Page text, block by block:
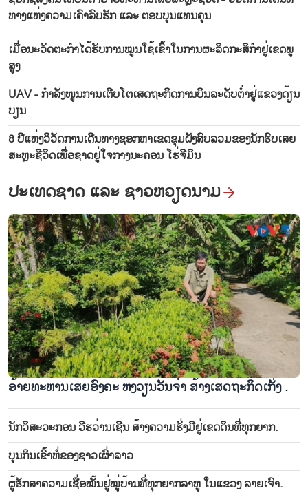
ທາງແຫ່ງຄວາມເຄົາລົບຮັກ ແລະ ຕອບບຸນແທນຄຸນ
ເມື່ອ​ນະ​ວັດ​ຕະ​ກຳ​ໄດ້​ຮັບ​ການ​ໝູນ​ໃຊ້​ເຂົ້າ​ໃນ​ການ​ຜະ​ລິດ​ກະ​ສິ​ກຳ​ຢູ່​ເຂດ​ພູ​
ສູງ
UAV - ກຳ​ລັງ​ໜູນ​ການເຕີບ​ໂຕ​ເສດ​ຖະ​ກິດການບິນ​ລະ​ດັບ​ຕ່ຳ​ຢູ່​ແຂວງດ້ຽນ​
ບຽນ
8 ປີແຫ່ງວິວັດການເດີນທາງຊອກຫາເຂດຂຸມຝັງສົບລວມຂອງນັກຮົບເສຍ
ສະຫຼະຊີວິດເພື່ອຊາດຢູ່ໃຈກາງນະຄອນ ໂຮ່ຈີມິນ
ປະເທດຊາດ ແລະ ຊາວຫວຽດນາມ
ອ້າຍ​ທະ​ຫານ​ເສຍ​ອົງ​ຄະ ຫງວຽນວັນ​ຈ່າ ສ້າງ​ເສດ​ຖະ​ກິດ​ເກັ່ງ .
ນັກ​ວິ​ສະ​ວະ​ກອນ ວີ​ຮ​ວ່ານ​ເຊີນ ສ້າງ​ຄວາມ​ຮັ່ງ​ມີ​ຢູ່​ເຂດ​ດິນ​ທີ່​ທຸກ​ຍາກ.
ບຸນ​ກິນ​ເຂົ້າ​ຫໍ່​ຂອງ​ຊາວ​ເຜົ່າລາວ
ຜູ້​ຮັກ​ສາ​ຄວາມ​ເຊື່ອ​ໝັ້ນ​ຢູ່​ໝູ​່ບ້ານທີ່​ທຸກ​ຍາກ​ລາ​ຫູ ໃນ​ແຂວງ ລາຍ​ເຈົາ. ​